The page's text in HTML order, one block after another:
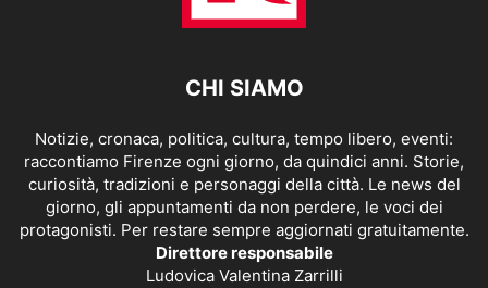
CHI SIAMO
Notizie, cronaca, politica, cultura, tempo libero, eventi:
raccontiamo Firenze ogni giorno, da quindici anni. Storie,
curiosità, tradizioni e personaggi della città. Le news del
giorno, gli appuntamenti da non perdere, le voci dei
protagonisti. Per restare sempre aggiornati gratuitamente.
Direttore responsabile
Ludovica Valentina Zarrilli